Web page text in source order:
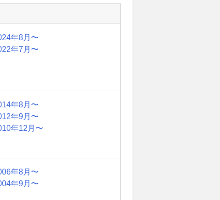
年8月〜
年7月〜
年8月〜
年9月〜
年12月〜
年8月〜
年9月〜